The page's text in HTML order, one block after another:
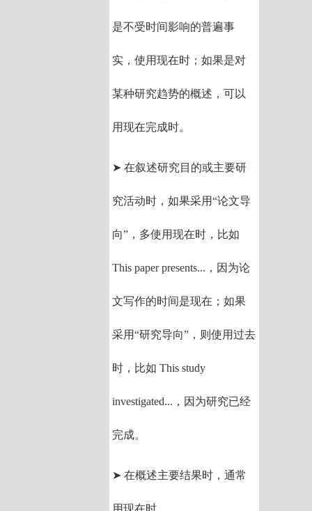
是不受时间影响的普遍事
实，使用现在时；如果是对
某种研究趋势的概述，可以
用现在完成时。
➤ 在叙述研究目的或主要研
究活动时，如果采用“论文导
向”，多使用现在时，比如
This paper presents...，因为论
文写作的时间是现在；如果
采用“研究导向”，则使用过去
时，比如 This study
investigated...，因为研究已经
完成。
➤ 在概述主要结果时，通常
用现在时。